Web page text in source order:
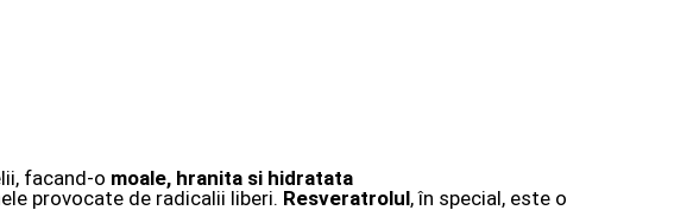
facand-o moale, hranita si hidratata
provocate de radicalii liberi. Resveratrolul, în special, este o